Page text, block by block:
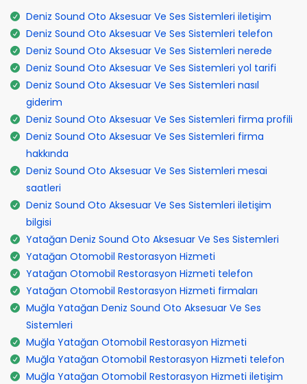
Deniz Sound Oto Aksesuar Ve Ses Sistemleri iletişim
Deniz Sound Oto Aksesuar Ve Ses Sistemleri telefon
Deniz Sound Oto Aksesuar Ve Ses Sistemleri nerede
Deniz Sound Oto Aksesuar Ve Ses Sistemleri yol tarifi
Deniz Sound Oto Aksesuar Ve Ses Sistemleri nasıl
giderim
Deniz Sound Oto Aksesuar Ve Ses Sistemleri firma profili
Deniz Sound Oto Aksesuar Ve Ses Sistemleri firma
hakkında
Deniz Sound Oto Aksesuar Ve Ses Sistemleri mesai
saatleri
Deniz Sound Oto Aksesuar Ve Ses Sistemleri iletişim
bilgisi
Yatağan Deniz Sound Oto Aksesuar Ve Ses Sistemleri
Yatağan Otomobil Restorasyon Hizmeti
Yatağan Otomobil Restorasyon Hizmeti telefon
Yatağan Otomobil Restorasyon Hizmeti firmaları
Muğla Yatağan Deniz Sound Oto Aksesuar Ve Ses
Sistemleri
Muğla Yatağan Otomobil Restorasyon Hizmeti
Muğla Yatağan Otomobil Restorasyon Hizmeti telefon
Muğla Yatağan Otomobil Restorasyon Hizmeti iletişim